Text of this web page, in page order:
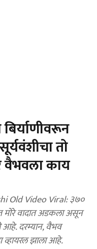
तो
वैभवला काय
Old Video Viral: ३७०
मोरे वादात अडकला असून
आहे. दरम्यान, वैभव
व्हायरल झाला आहे.